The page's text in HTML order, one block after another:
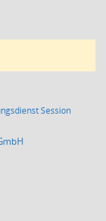
Session(Wird in